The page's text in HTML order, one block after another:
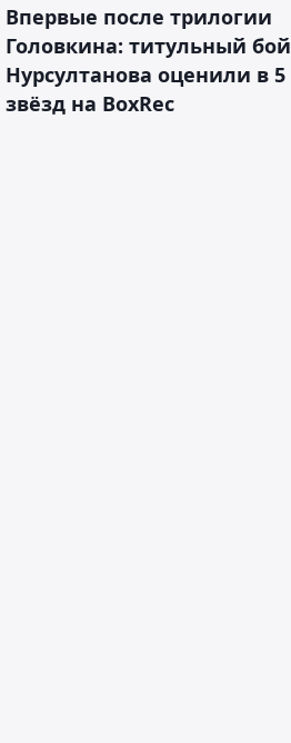
Впервые после трилогии
Головкина: титульный бой
Нурсултанова оценили в 5
звёзд на BoxRec